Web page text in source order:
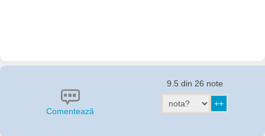
Comentează
9.5 din 26 note